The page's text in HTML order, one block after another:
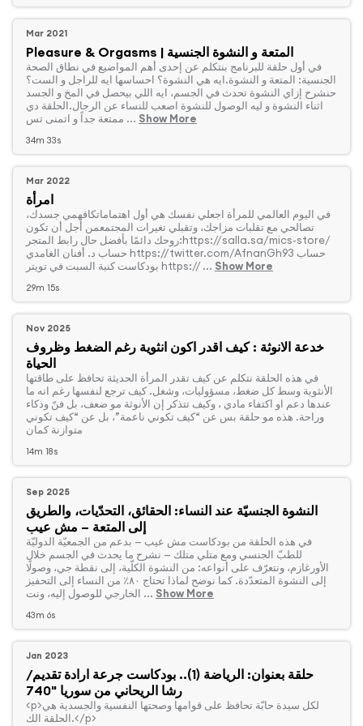
Mar 2021
Pleasure & Orgasms | المتعة و النشوة الجنسية
‏في أول حلقة للبرنامج بنتكلم عن إحدى أهم المواضيع في نطاق الصحة
الجنسية: المتعة و النشوة.ايه هي النشوة؟ احساسها ايه للراجل و الست؟
حنشرح إزاي النشوة تحدث في الجسم، ايه اللي بيحصل في المخ و الجسد
اثناء النشوة و ليه الوصول للنشوة اصعب للنساء عن الرجال.الحلقة دي
ممتعة جداً و اتمنى تس ... Show More
34m 33s
Mar 2022
امرأة
‏في اليوم العالمي للمرأة اجعلي نفسك هي أول اهتماماتكافهمي جسدك،
تصالحي مع تقلبات مزاجك، وتقبلي تغيرات المجتمعمن أجل أن تكون
روحك دائمًا بأفضل حال رابط المتجر:https://salla.sa/mics-store/
حساب د. أفنان الغامدي https://twitter.com/AfnanGh93 حساب
بودكاست كنبة السبت في تويتر https:// ... Show More
29m 15s
Nov 2025
خدعة الانوثة : كيف اقدر اكون انثوية رغم الضغط وظروف
الحياة
‏في هذه الحلقة نتكلم عن كيف تقدر المرأة الحديثة تحافظ على طاقتها
الأنثوية وسط كل ضغط، مسؤوليات، وشغل. كيف ترجع لنفسها رغم انه ما
عندها دعم او اكتفاء مادي ، وكيف تتذكر إن الأنوثة مو ضعف، بل فنّ وذكاء
وراحة. هذه مو حلقة بس عن “كيف تكوني ناعمة”، بل عن “كيف تكوني
متوازنة كمان
14m 18s
Sep 2025
النشوة الجنسيّة عند النساء: الحقائق، التحدّيات، والطريق
إلى المتعة – مش عيب
‏في هذه الحلقة من بودكاست مش عيب — بدعم من الجمعيّة الدوليّة
للطبّ الجنسي ومع متلي متلك — نشرح ما يحدث في الجسم خلال
الأورغازم، ونتعرّف على أنواعه: من النشوة الكلّية، إلى نقطة جي، وصولًا
إلى النشوة المتعدّدة. كما نوضح لماذا تحتاج ٨٠٪ من النساء إلى التحفيز
الخارجي للوصول إليه، ونت ... Show More
43m 6s
Jan 2023
حلقة بعنوان: الرياضة (1).. بودكاست جرعة ارادة تقديم/
رشا الريحاني من سوريا "740
الحلقة الك.</p>